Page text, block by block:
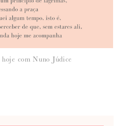
com Nuno Júdice